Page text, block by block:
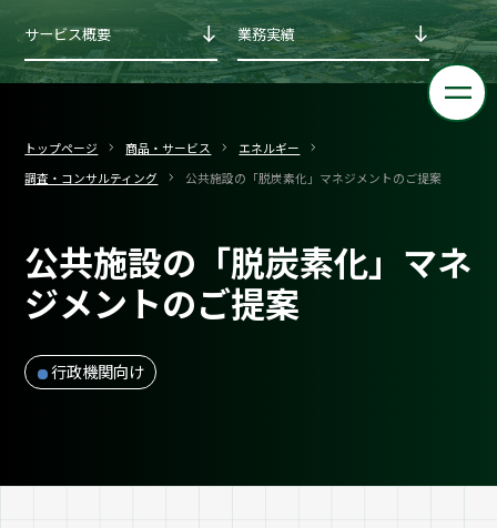
トップページ 商品・サービス
エネルギー
調査・コンサルティング
公共施設の「脱炭素化」マネジメントのご提案
公共施設の「脱炭素化」マネ
ジメントのご提案
行政機関向け
サービス概要 業務実績